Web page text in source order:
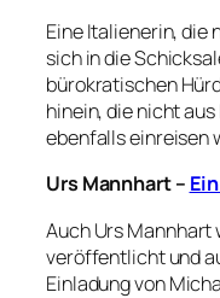
Eine Italienerin, die
sich in die
bürokratischen
hinein, die nicht
ebenfalls einreisen
Urs Mannhart –
Auch Urs Mannhart
veröffentlicht und
Einladung von